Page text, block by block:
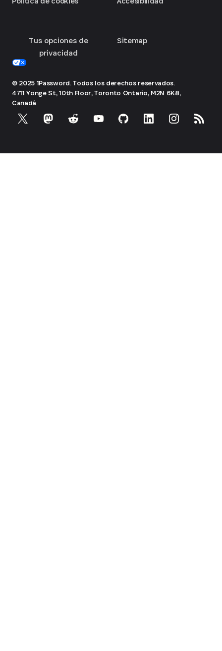
Tus opciones de
privacidad
Sitemap
© 2025 1Password. Todos los derechos reservados.
4711 Yonge St, 10th Floor, Toronto Ontario, M2N 6K8,
Canadá